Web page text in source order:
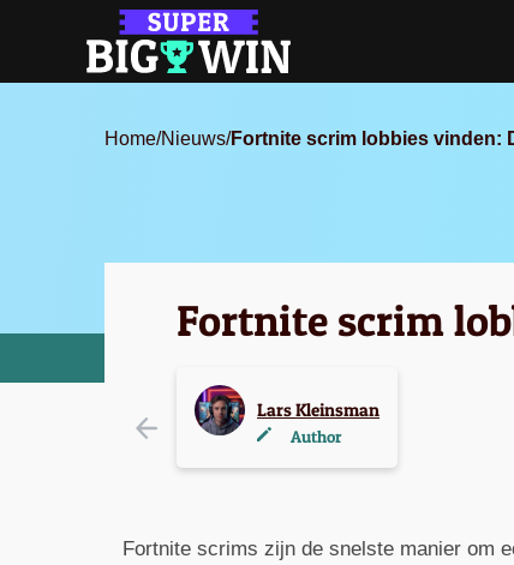
Home/Nieuws/Fortnite scrim lobbies vinden:
Fortnite scrim
Lars Kleinsman
Author
Fortnite scrims zijn de snelste manier om